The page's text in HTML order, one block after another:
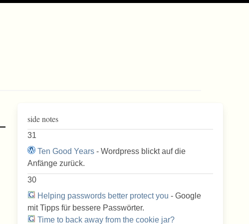
side notes
31
Ten Good Years- Wordpress blickt auf die
Anfänge zurück.
30
Helping passwords better protect you - Google
mit Tipps für bessere Passwörter.
Time to back away from the cookie jar?